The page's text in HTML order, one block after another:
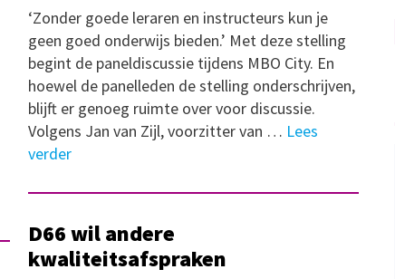
‘Zonder goede leraren en instructeurs kun je
geen goed onderwijs bieden.’ Met deze stelling
begint de paneldiscussie tijdens MBO City. En
hoewel de panelleden de stelling onderschrijven,
blijft er genoeg ruimte over voor discussie.
Volgens Jan van Zijl, voorzitter van … Lees
verder
D66 wil andere
kwaliteitsafspraken